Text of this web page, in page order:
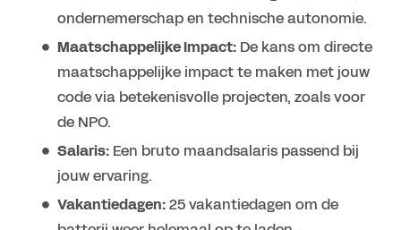
ondernemerschap en technische autonomie.
Maatschappelijke Impact: De kans om directe
maatschappelijke impact te maken met jouw
code via betekenisvolle projecten, zoals voor
de NPO.
Salaris: Een bruto maandsalaris passend bij
jouw ervaring.
Vakantiedagen:25 vakantiedagen om de